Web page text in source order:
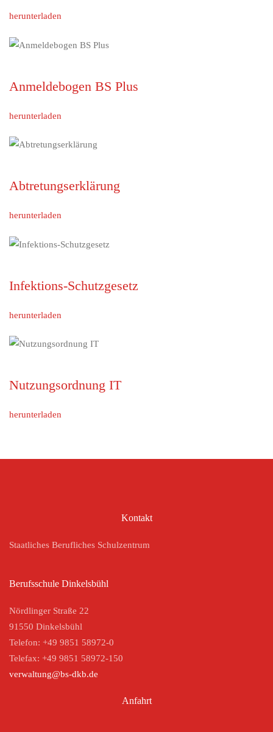
herunterladen
Anmeldebogen BS Plus
herunterladen
Abtretungserklärung
herunterladen
Infektions-Schutzgesetz
herunterladen
Nutzungsordnung IT
herunterladen
Kontakt
Staatliches Berufliches Schulzentrum
Berufsschule Dinkelsbühl
Nördlinger Straße 22
91550 Dinkelsbühl
Telefon: +49 9851 58972-0
Telefax: +49 9851 58972-150
verwaltung@bs-dkb.de
Anfahrt